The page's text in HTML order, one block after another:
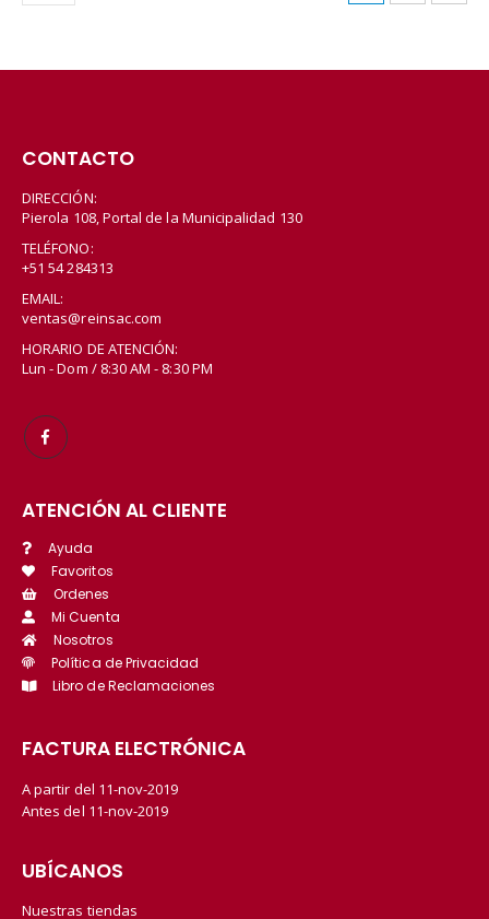
CONTACTO
DIRECCIÓN:
Pierola 108, Portal de la Municipalidad 130
TELÉFONO:
+51 54 284313
EMAIL:
ventas@reinsac.com
HORARIO DE ATENCIÓN:
Lun - Dom / 8:30 AM - 8:30 PM
ATENCIÓN AL CLIENTE
Ayuda
Favoritos
Ordenes
Mi Cuenta
Nosotros
Política de Privacidad
Libro de Reclamaciones
FACTURA ELECTRÓNICA
A partir del 11-nov-2019
Antes del 11-nov-2019
UBÍCANOS
Nuestras tiendas